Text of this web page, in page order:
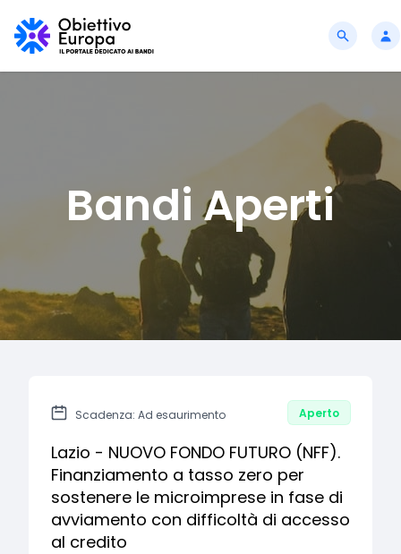
Bandi Aperti
Scadenza: Ad esaurimento Aperto
Lazio - NUOVO FONDO FUTURO (NFF).
Finanziamento a tasso zero per
sostenere le microimprese in fase di
avviamento con difficoltà di accesso
al credito